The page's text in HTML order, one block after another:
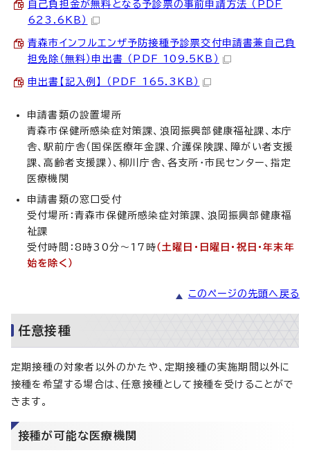
自己負担金が無料となる予診票の事前申請方法 （PDF
623.6KB）
青森市インフルエンザ予防接種予診票交付申請書兼自己負
担免除（無料）申出書 （PDF 109.5KB）
申出書【記入例】 （PDF 165.3KB）
申請書類の設置場所
青森市保健所感染症対策課、浪岡振興部健康福祉課、本庁
舎、駅前庁舎（国保医療年金課、介護保険課、障がい者支援
課、高齢者支援課）、柳川庁舎、各支所・市民センター、指定
医療機関
申請書類の窓口受付
受付場所：青森市保健所感染症対策課、浪岡振興部健康福
祉課
受付時間：8時30分～17時（土曜日・日曜日・祝日・年末年
始を除く）
このページの先頭へ戻る
任意接種
定期接種の対象者以外のかたや、定期接種の実施期間以外に
接種を希望する場合は、任意接種として接種を受けることがで
きます。
接種が可能な医療機関